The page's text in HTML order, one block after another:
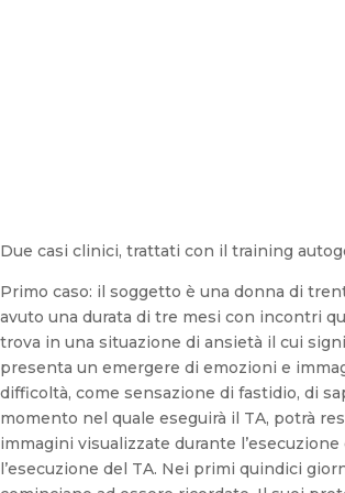
Due casi clinici, trattati con il training
Primo caso: il soggetto è una donna di trentacinque anni, B.I., di Osimo (Ancona) e svolge la professione di fisioterapista. L’apprendimento del TA ha avuto una durata di tre mesi con incontri quindicinali. Il soggetto si presenta incuriosito e motivato verso questa esperienza poiché da tempo, si trova in una situazione di ansietà il cui significato non riesce a definire. Iniziamo il percorso di allenamento e già, dai primi incontri, il soggetto presenta un emergere di emozioni e immagini che fanno cogliere la sua situazione, non patologica, di accumulo di stress. All’inizio B.I. manifesta la difficoltà, come sensazione di fastidio, di sapere che nella stanza ci sono io quando deve eseguire il training. Prendiamo così la decisione che in quel momento nel quale eseguirà il TA, potrà restare da sola nella stanza. Durante i primi esercizi prova fatica a tenere gli occhi chiusi e non ricorda le immagini visualizzate durante l’esecuzione del TA. Si evidenzia un atteggiamento di aspettativa e del non lasciare accadere che caratterizza l’esecuzione del TA. Nei primi quindici giorni di allenamento al TA il soggetto non ha sogni da esporre, non li ricorda. Lentamente le immagini cominciano ad essere ricordate. Il suoi protocolli, al termine dei vari incontri, presentano un approccio al TA dapprima caratterizzato da una certa, sia pur limitata, resistenza nell’esecuzione dell’esercizio, mentre è più aperta al colloquio sui fatti che le sono accaduti durante la giornata. Inoltre il soggetto mostra una certa volontà anche a raccontare della sua famiglia e dei suoi rapporti con il partner, istaurando un atteggiamento di fiducia con chi le sta insegnando il metodo. Dai primi esercizi il soggetto presenta molte scariche autogene che la riconducono anche a un suo problema fisico: un acufene ad un orecchio. Con il training autogeno questo fastidio viene amplificato per poi scomparire durante il proseguo dell’esercizio. Successivamente racconta di percepire ancora il fastidio all’orecchio durante la giornata ma di dare allo stesso un peso differente rispetto a prima. Ne è meno condizionata pur ovviamente rimanendo il disturbo in quanto cronico. Le scariche autogene che il soggetto più frequentemente presenta sono: pressione alle mani e sotto gli avampiedi. Parlandone si può comprendere “l’origine” di tali scariche dal momento che, durante lo svolgimento della sua attività professionale di fisioterapista, utilizza le mani per massaggiare facendo anche pressione sui suoi avampiedi. Altre scariche frequenti sono: pesantezza alle mani e alla testa, forte calore alla schiena e sopra i polsi. A distanza di un esercizio dall’altro, praticato con pause di quindici giorni, la paziente sviluppa una importante sensibilità ad immagini e colori. I colori predominanti sono il blu, il bianco, l’arancione, il giallo ed il verde. Blu e